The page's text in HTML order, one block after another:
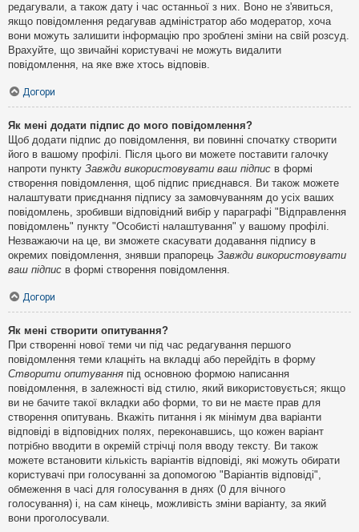
редагували, а також дату і час останньої з них. Воно не з'явиться,
якщо повідомлення редагував адміністратор або модератор, хоча
вони можуть залишити інформацію про зроблені зміни на свій розсуд.
Врахуйте, що звичайні користувачі не можуть видалити
повідомлення, на яке вже хтось відповів.
Догори
Як мені додати підпис до мого повідомлення?
Щоб додати підпис до повідомлення, ви повинні спочатку створити
його в вашому профілі. Після цього ви можете поставити галочку
напроти пункту Завжди використовувати ваш підпис в формі
створення повідомлення, щоб підпис приєднався. Ви також можете
налаштувати приєднання підпису за замовчуванням до усіх ваших
повідомлень, зробивши відповідний вибір у параграфі "Відправлення
повідомлень" пункту "Особисті налаштування" у вашому профілі.
Незважаючи на це, ви зможете скасувати додавання підпису в
окремих повідомлення, знявши прапорець Завжди використовувати
ваш підпис в формі створення повідомлення.
Догори
Як мені створити опитування?
При створенні нової теми чи під час редагування першого
повідомлення теми клацніть на вкладці або перейдіть в форму
Створити опитування під основною формою написання
повідомлення, в залежності від стилю, який використовується; якщо
ви не бачите такої вкладки або форми, то ви не маєте прав для
створення опитувань. Вкажіть питання і як мінімум два варіанти
відповіді в відповідних полях, переконавшись, що кожен варіант
потрібно вводити в окремій стрічці поля вводу тексту. Ви також
можете встановити кількість варіантів відповіді, які можуть обирати
користувачі при голосуванні за допомогою "Варіантів відповіді",
обмеження в часі для голосування в днях (0 для вічного
голосування) і, на сам кінець, можливість зміни варіанту, за який
вони проголосували.